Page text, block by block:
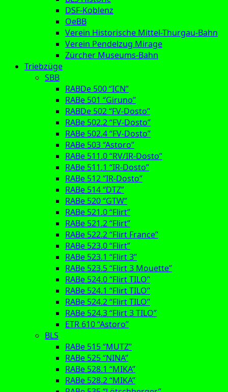
DSF-Koblenz
OeBB
Verein Historische Mittel-Thurgau-Bahn
Verein Pendelzug Mirage
Zürcher Museums-Bahn
Triebzüge
SBB
RABDe 500 “ICN”
RABe 501 “Giruno”
RABDe 502 “FV-Dosto”
RABe 502.2 “FV-Dosto”
RABe 502.4 “FV-Dosto”
RABe 503 “Astoro”
RABe 511.0 “RV/IR-Dosto”
RABe 511.1 “IR-Dosto”
RABe 512 “IR-Dosto”
RABe 514 “DTZ”
RABe 520 “GTW”
RABe 521.0 “Flirt”
RABe 521.2 “Flirt”
RABe 522.2 “Flirt France”
RABe 523.0 “Flirt”
RABe 523.1 “Flirt 3”
RABe 523.5 “Flirt 3 Mouette”
RABe 524.0 “Flirt TILO”
RABe 524.1 “Flirt TILO”
RABe 524.2 “Flirt TILO”
RABe 524.3 “Flirt 3 TILO”
ETR 610 “Astoro”
BLS
RABe 515 “MUTZ”
RABe 525 “NINA”
RABe 528.1 “MIKA”
RABe 528.2 “MIKA”